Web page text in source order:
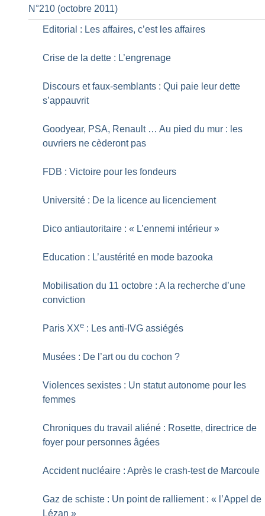
N°210 (octobre 2011)
Editorial : Les affaires, c’est les affaires
Crise de la dette : L’engrenage
Discours et faux-semblants : Qui paie leur dette
s’appauvrit
Goodyear, PSA, Renault … Au pied du mur : les
ouvriers ne cèderont pas
FDB : Victoire pour les fondeurs
Université : De la licence au licenciement
Dico antiautoritaire : « L’ennemi intérieur »
Education : L’austérité en mode bazooka
Mobilisation du 11 octobre : A la recherche d’une
conviction
Paris XXe : Les anti-IVG assiégés
Musées : De l’art ou du cochon ?
Violences sexistes : Un statut autonome pour les
femmes
Chroniques du travail aliéné : Rosette, directrice de
foyer pour personnes âgées
Accident nucléaire : Après le crash-test de Marcoule
Gaz de schiste : Un point de ralliement : « l’Appel de
Lézan »